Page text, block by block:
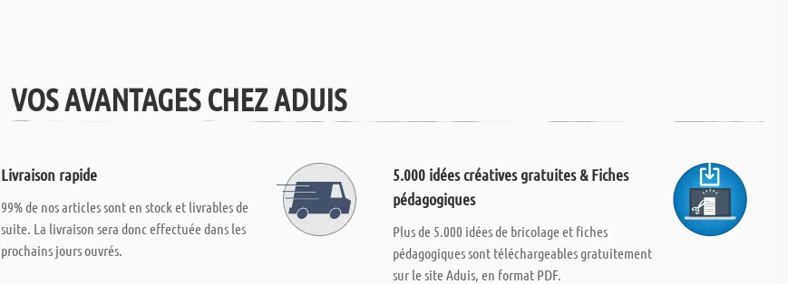
VOS AVANTAGES CHEZ ADUIS
Livraison rapide
99% de nos articles sont en stock et livrables de
suite. La livraison sera donc effectuée dans les
prochains jours ouvrés.
5.000 idées créatives gratuites & Fiches
pédagogiques
Plus de 5.000 idées de bricolage et fiches
pédagogiques sont téléchargeables gratuitement
sur le site Aduis, en format PDF.